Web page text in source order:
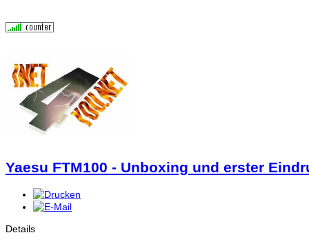
Yaesu FTM100 - Unboxing und erster
Details